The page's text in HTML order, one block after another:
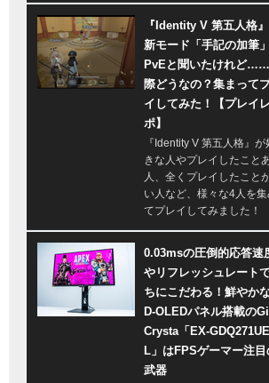
『Identity V 第五人格
新モード「手記の加筆
PvEと聞いたけれど
際どうなの？集まって
イしてみた！【プレイレ
ポ】
『Identity V 第五人格』が
きな人やプレイしたこと
人、全くプレイしたこと
い人など、様々な4人を集
てプレイしてみました！
0.03msの圧倒的応答速
やリフレッシュレート
ちにこだわる！鮮やか
D-OLEDパネル搭載の
Crysta「EX-GDQ271UE
L」はFPSゲーマー注目
武器